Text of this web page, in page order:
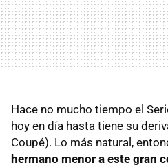
Hace no mucho tiempo el
hoy en día hasta tiene su
Coupé). Lo más natural,
hermano menor a este gran